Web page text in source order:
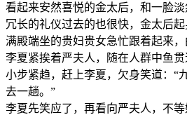
看起来安然喜悦的金太后，和一脸淡
冗长的礼仪过去的也很快，金太后起
满殿端坐的贵妇贵女急忙跟着起来，
李夏紧挨着严夫人，随在人群中鱼
小步紧趋，赶上李夏，欠身笑道：“
去一趟。”
李夏先笑应了，再看向严夫人，不等